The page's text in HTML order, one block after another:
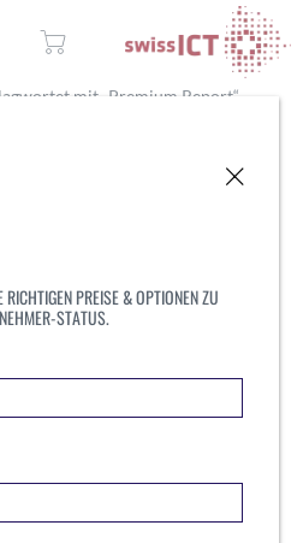
mit „Premium Report“
RICHTIGEN PREISE & OPTIONEN ZU
STATUS.